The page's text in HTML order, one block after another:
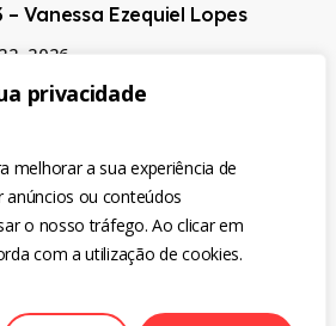
privacidade
melhorar a sua experiência de
anúncios ou conteúdos
o nosso tráfego. Ao clicar em
com a utilização de cookies.
– Vanessa Ezequiel Lopes
2026
2026
– Natália Cardoso
2026